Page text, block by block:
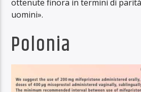
ottenute finora in termini di
uomini».
Polonia